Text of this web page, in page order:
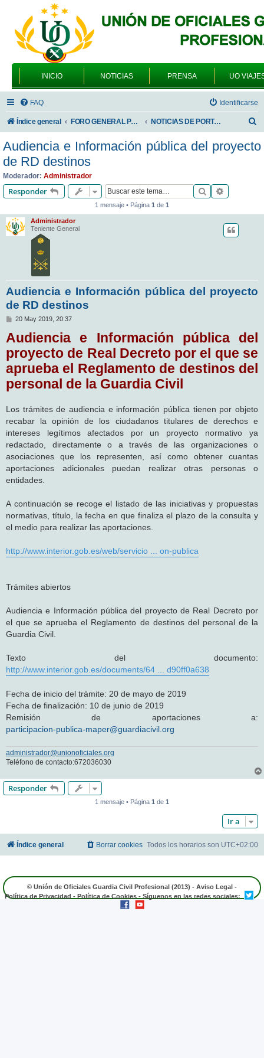
INICIO NOTICIAS PRENSA UO
FAQ Identificarse
Índice general FORO GENERAL PARA TODOS LOS USUARIOS NOTICIAS DE PORTADA
s
Audiencia e Información pública del proyecto
de RD destinos
Moderador: Administrador
Responder Buscar
1 mensaje • Página 1 de 1
Administrador
Teniente General
Audiencia e Información pública del proyecto
de RD destinos
M
n
s
a
j
e
20 May 2019, 20:37
Audiencia e Información pública del
proyecto de Real Decreto por el que se
aprueba el Reglamento de destinos del
personal de la Guardia Civil
Los trámites de audiencia e información pública tienen por objeto
recabar la opinión de los ciudadanos titulares de derechos e
intereses legítimos afectados por un proyecto normativo ya
redactado, directamente o a través de las organizaciones o
asociaciones que los representen, así como obtener cuantas
aportaciones adicionales puedan realizar otras personas o
entidades.
A continuación se recoge el listado de las iniciativas y propuestas
normativas, título, la fecha en que finaliza el plazo de la consulta y
el medio para realizar las aportaciones.
http://www.interior.gob.es/web/servicio ... on-publica
Trámites abiertos
Audiencia e Información pública del proyecto de Real Decreto por
el que se aprueba el Reglamento de destinos del personal de la
Guardia Civil.
Texto del documento:
http://www.interior.gob.es/documents/64 ... d90ff0a638
Fecha de inicio del trámite: 20 de mayo de 2019
Fecha de finalización: 10 de junio de 2019
Remisión de aportaciones a:
participacion-publica-maper@guardiacivil.org
administrador@unionoficiales.org
Teléfono de contacto:672036030
Responder
1 mensaje • Página 1 de 1
Ir a
Índice general Todos los horarios son UTC+02:00
Borrar cookies
© Unión de Oficiales Guardia Civil Profesional (2013) - Aviso Legal -
Política de Privacidad - Política de Cookies - Síguenos en las redes sociales: